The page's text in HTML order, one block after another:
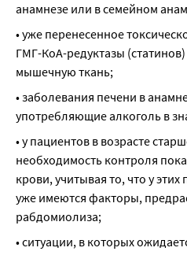
анамнезе или в семейном
• уже перенесенное
ГМГ-КоА-редуктазы
мышечную ткань;
• заболевания печени в
употребляющие алкоголь в
• у пациентов в возрасте
необходимость контроля
крови, учитывая то, что у
уже имеются факторы,
рабдомиолиза;
• ситуации, в которых